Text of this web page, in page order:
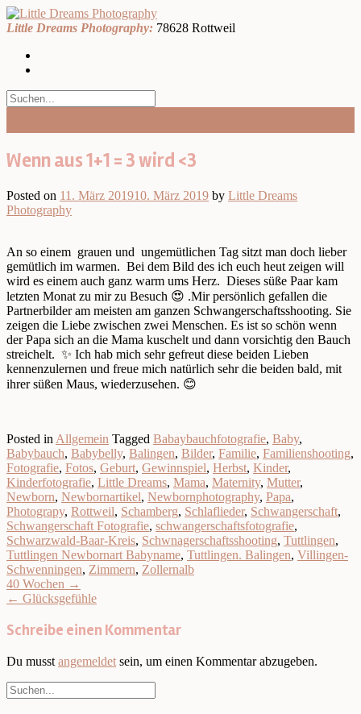
Skip
to
Little Dreams Photography: 78628 Rottweil
Wenn aus 1+1 = 3 wird <3
Posted on 11. März 201910. März 2019 by Little Dreams
Photography
An so einem grauen und ungemütlichen Tag sitzt man doch lieber
gemütlich im warmen. Bei dem Bild des ich euch heut zeigen will
wird es einem auch ganz warm ums Herz. Dieses süße Paar kam
letzten Monat zu mir zu Besuch 😍 .Mir persönlich gefallen die
Partnerbilder am meisten am ganzen Schwangerschaftsshooting. Sie
zeigen die Liebe zwischen zwei Menschen. Es ist so schön wenn
der Papa sich an die Mama kuschelt und dann vorsichtig den Bauch
streichelt. ✨ Ich hab mich sehr gefreut diese beiden Lieben
kennenzulernen und freue mich natürlich sehr die beiden bald, mit
ihrer süßen Maus, wiederzusehen. 😊
Posted in Allgemein Tagged Babaybauchfotografie, Baby,
Babybauch, Babybelly, Balingen, Bilder, Familie, Familienshooting,
Fotografie, Fotos, Geburt, Gewinnspiel, Herbst, Kinder,
Kinderfotografie, Little Dreams, Mama, Maternity, Mutter,
Newborn, Newbornartikel, Newbornphotography, Papa,
Photograpy, Rottweil, Schamberg, Schlaflieder, Schwangerschaft,
Schwangerschaft Fotografie, schwangerschaftsfotografie,
Schwarzwald-Baar-Kreis, Schwnagerschaftsshooting, Tuttlingen,
Tuttlingen Newbornart Babyname, Tuttlingen. Balingen, Villingen-
Schwenningen, Zimmern, Zollernalb
Post
navigation
40 Wochen →
← Glücksgefühle
Schreibe einen Kommentar
Du musst angemeldet sein, um einen Kommentar abzugeben.